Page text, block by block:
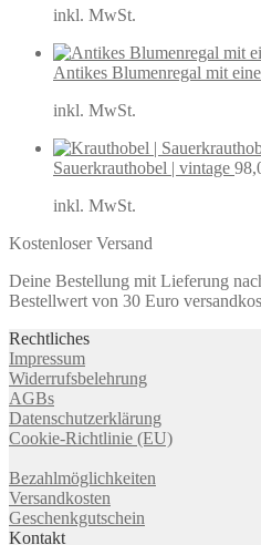
inkl. MwSt.
Antikes Blumenregal mit
inkl. MwSt.
Sauerkrauthobel | vintage
inkl. MwSt.
Kostenloser Versand
Deine Bestellung mit Lieferung
Bestellwert von 30 Euro
Rechtliches
Impressum
Widerrufsbelehrung
AGBs
Datenschutzerklärung
Cookie-Richtlinie (EU)
Bezahlmöglichkeiten
Versandkosten
Geschenkgutschein
Kontakt